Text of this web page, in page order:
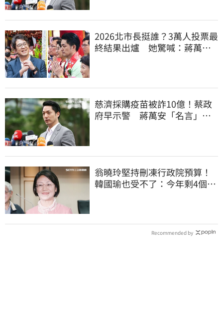
2026北市長挺誰？3萬人投票最
終結果出爐 她驚喊：蔣萬安
慈濟採購疫苗被詐10億！蔡政
府早示警 蔣萬安「名言」翻
翁曉玲堅持刪凍行政院預算！
韓國瑜也受不了：今年剩4個月
Recommended by